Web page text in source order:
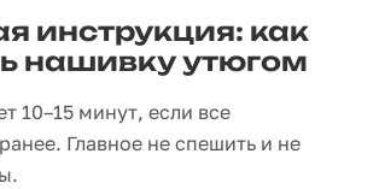
инструкция: как
нашивку утюгом
10–15 минут, если все
Главное не спешить и не